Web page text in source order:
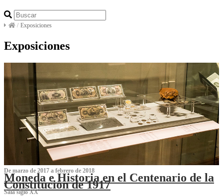
/ Exposiciones
Exposiciones
De marzo de 2017 a febrero de 2018
Moneda e Historia en el Centenario de la
Constitución de 1917
Sala siglo XX